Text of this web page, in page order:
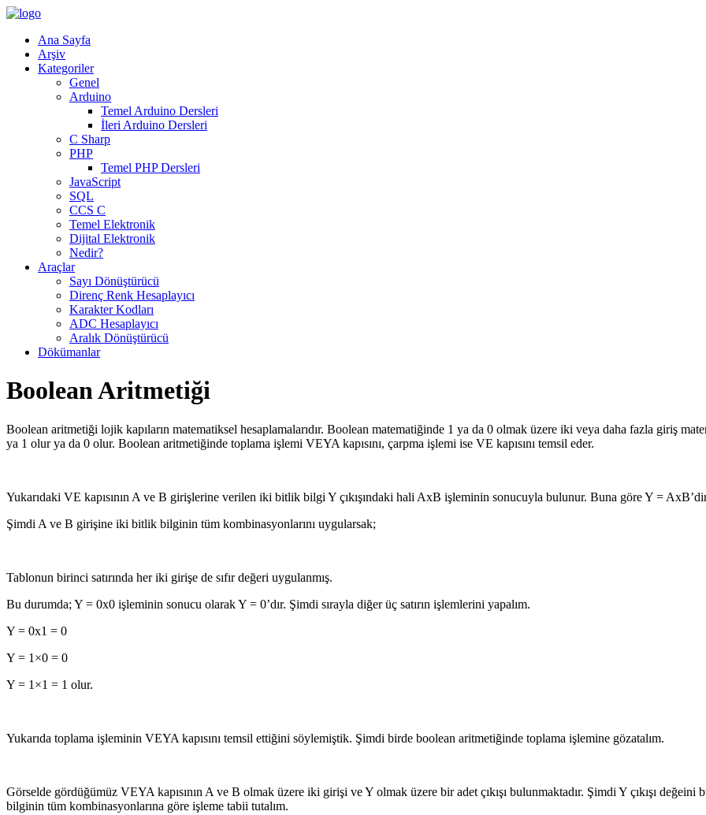
Ana Sayfa
Arşiv
Kategoriler
Genel
Arduino
Temel Arduino Dersleri
İleri Arduino Dersleri
C Sharp
PHP
Temel PHP Dersleri
JavaScript
SQL
CCS C
Temel Elektronik
Dijital Elektronik
Nedir?
Araçlar
Sayı Dönüştürücü
Direnç Renk Hesaplayıcı
Karakter Kodları
ADC Hesaplayıcı
Aralık Dönüştürücü
Dökümanlar
Boolean Aritmetiği
Boolean aritmetiği lojik kapıların matematiksel hesaplamalarıdır. Boolean matematiğinde 1 ya da 0 olmak üzere iki veya daha fazla giriş
ya 1 olur ya da 0 olur. Boolean aritmetiğinde toplama işlemi VEYA kapısını, çarpma işlemi ise VE kapısını temsil eder.
Yukarıdaki VE kapısının A ve B girişlerine verilen iki bitlik bilgi Y çıkışındaki hali AxB işleminin sonucuyla bulunur. Buna göre Y =
Şimdi A ve B girişine iki bitlik bilginin tüm kombinasyonlarını uygularsak;
Tablonun birinci satırında her iki girişe de sıfır değeri uygulanmış.
Bu durumda; Y = 0x0 işleminin sonucu olarak Y = 0’dır. Şimdi sırayla diğer üç satırın işlemlerini yapalım.
Y = 0x1 = 0
Y = 1×0 = 0
Y = 1×1 = 1 olur.
Yukarıda toplama işleminin VEYA kapısını temsil ettiğini söylemiştik. Şimdi birde boolean aritmetiğinde toplama işlemine gözatalım.
Görselde gördüğümüz VEYA kapısının A ve B olmak üzere iki girişi ve Y olmak üzere bir adet çıkışı bulunmaktadır. Şimdi Y çıkışı
bilginin tüm kombinasyonlarına göre işleme tabii tutalım.